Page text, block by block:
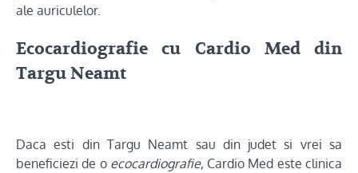
ale auriculelor.
Ecocardiografie cu Cardio Med din
Targu Neamt
Daca esti din Targu Neamt sau din judet si vrei sa
beneficiezi de o ecocardiografie, Cardio Med este clinica